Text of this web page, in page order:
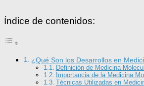
Índice de contenidos:
¿Qué Son los Desarrollos en
Definición de Medicina
Importancia de la Medicina
Técnicas Utilizadas en